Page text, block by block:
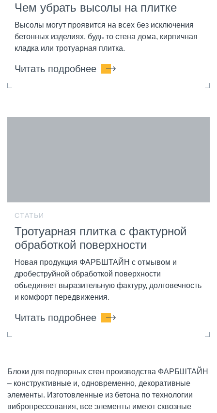
Чем убрать высолы на плитке
Высолы могут проявится на всех без исключения
бетонных изделиях, будь то стена дома, кирпичная
кладка или тротуарная плитка.
Читать подробнее
СТАТЬИ
Тротуарная плитка с фактурной
обработкой поверхности
Новая продукция ФАРБШТАЙН с отмывом и
дробеструйной обработкой поверхности
объединяет выразительную фактуру, долговечность
и комфорт передвижения.
Читать подробнее
Блоки для подпорных стен производства ФАРБШТАЙН
– конструктивные и, одновременно, декоративные
элементы. Изготовленные из бетона по технологии
вибропрессования, все элементы имеют сквозные